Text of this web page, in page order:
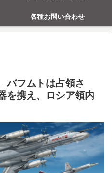
各種お問い合わせ
バフムトは占領さ
を携え、ロシア領内